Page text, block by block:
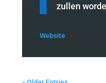
zullen
Website